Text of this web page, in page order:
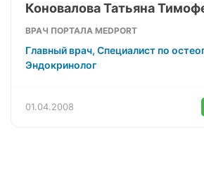
Коновалова Татьяна
ВРАЧ ПОРТАЛА MEDPORT
Главный врач, Специалист по
Эндокринолог
01.04.2008